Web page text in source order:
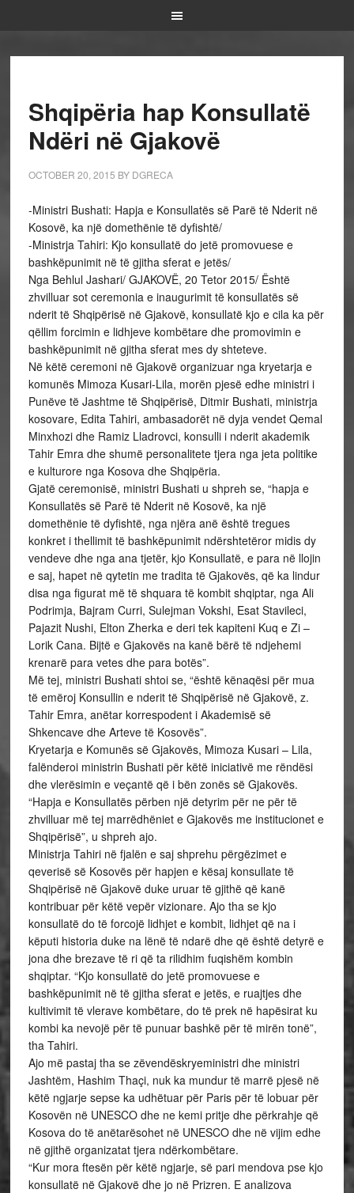
Shqipëria hap Konsullatë
Ndëri në Gjakovë
OCTOBER 20, 2015 BY DGRECA
-Ministri Bushati: Hapja e Konsullatës së Parë të Nderit në
Kosovë, ka një domethënie të dyfishtë/
-Ministrja Tahiri: Kjo konsullatë do jetë promovuese e
bashkëpunimit në të gjitha sferat e jetës/
Nga Behlul Jashari/ GJAKOVË, 20 Tetor 2015/ Është
zhvilluar sot ceremonia e inaugurimit të konsullatës së
nderit të Shqipërisë në Gjakovë, konsullatë kjo e cila ka për
qëllim forcimin e lidhjeve kombëtare dhe promovimin e
bashkëpunimit në gjitha sferat mes dy shteteve.
Në këtë ceremoni në Gjakovë organizuar nga kryetarja e
komunës Mimoza Kusari-Lila, morën pjesë edhe ministri i
Punëve të Jashtme të Shqipërisë, Ditmir Bushati, ministrja
kosovare, Edita Tahiri, ambasadorët në dyja vendet Qemal
Minxhozi dhe Ramiz Lladrovci, konsulli i nderit akademik
Tahir Emra dhe shumë personalitete tjera nga jeta politike
e kulturore nga Kosova dhe Shqipëria.
Gjatë ceremonisë, ministri Bushati u shpreh se, “hapja e
Konsullatës së Parë të Nderit në Kosovë, ka një
domethënie të dyfishtë, nga njëra anë është tregues
konkret i thellimit të bashkëpunimit ndërshtetëror midis dy
vendeve dhe nga ana tjetër, kjo Konsullatë, e para në llojin
e saj, hapet në qytetin me tradita të Gjakovës, që ka lindur
disa nga figurat më të shquara të kombit shqiptar, nga Ali
Podrimja, Bajram Curri, Sulejman Vokshi, Esat Stavileci,
Pajazit Nushi, Elton Zherka e deri tek kapiteni Kuq e Zi –
Lorik Cana. Bijtë e Gjakovës na kanë bërë të ndjehemi
krenarë para vetes dhe para botës”.
Më tej, ministri Bushati shtoi se, “është kënaqësi për mua
të emëroj Konsullin e nderit të Shqipërisë në Gjakovë, z.
Tahir Emra, anëtar korrespodent i Akademisë së
Shkencave dhe Arteve të Kosovës”.
Kryetarja e Komunës së Gjakovës, Mimoza Kusari – Lila,
falënderoi ministrin Bushati për këtë iniciativë me rëndësi
dhe vlerësimin e veçantë që i bën zonës së Gjakovës.
“Hapja e Konsullatës përben një detyrim për ne për të
zhvilluar më tej marrëdhëniet e Gjakovës me institucionet e
Shqipërisë”, u shpreh ajo.
Ministrja Tahiri në fjalën e saj shprehu përgëzimet e
qeverisë së Kosovës për hapjen e kësaj konsullate të
Shqipërisë në Gjakovë duke uruar të gjithë që kanë
kontribuar për këtë vepër vizionare. Ajo tha se kjo
konsullatë do të forcojë lidhjet e kombit, lidhjet që na i
këputi historia duke na lënë të ndarë dhe që është detyrë e
jona dhe brezave të ri që ta rilidhim fuqishëm kombin
shqiptar. “Kjo konsullatë do jetë promovuese e
bashkëpunimit në të gjitha sferat e jetës, e ruajtjes dhe
kultivimit të vlerave kombëtare, do të prek në hapësirat ku
kombi ka nevojë për të punuar bashkë për të mirën tonë”,
tha Tahiri.
Ajo më pastaj tha se zëvendëskryeministri dhe ministri
Jashtëm, Hashim Thaçi, nuk ka mundur të marrë pjesë në
këtë ngjarje sepse ka udhëtuar për Paris për të lobuar për
Kosovën në UNESCO dhe ne kemi pritje dhe përkrahje që
Kosova do të anëtarësohet në UNESCO dhe në vijim edhe
në gjithë organizatat tjera ndërkombëtare.
“Kur mora ftesën për këtë ngjarje, së pari mendova pse kjo
konsullatë në Gjakovë dhe jo në Prizren. E analizova